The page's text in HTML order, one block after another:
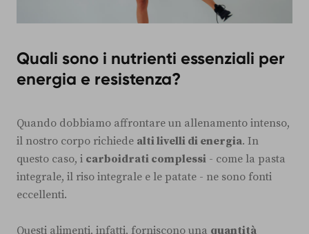
Quali sono i nutrienti essenziali per
energia e resistenza?
Quando dobbiamo affrontare un allenamento intenso,
il nostro corpo richiede alti livelli di energia. In
questo caso, i carboidrati complessi - come la pasta
integrale, il riso integrale e le patate - ne sono fonti
eccellenti.
Questi alimenti, infatti, forniscono una quantità